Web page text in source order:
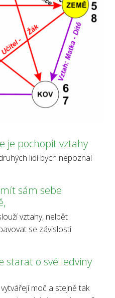
je pochopit vztahy
lidí bych nepoznal
sám sebe
vztahy, nelpět
se závislosti
starat o své ledviny
moč a stejně tak